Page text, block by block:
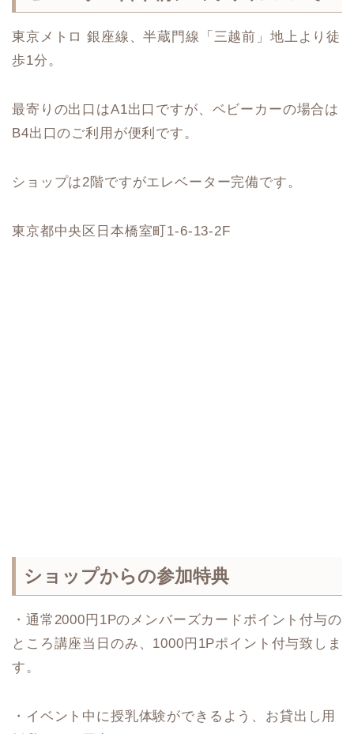
東京メトロ 銀座線、半蔵門線「三越前」地上より徒
歩1分。
最寄りの出口はA1出口ですが、ベビーカーの場合は
B4出口のご利用が便利です。
ショップは2階ですがエレベーター完備です。
東京都中央区日本橋室町1-6-13-2F
ショップからの参加特典
・通常2000円1Pのメンバーズカードポイント付与の
ところ講座当日のみ、1000円1Pポイント付与致しま
す。
・イベント中に授乳体験ができるよう、お貸出し用